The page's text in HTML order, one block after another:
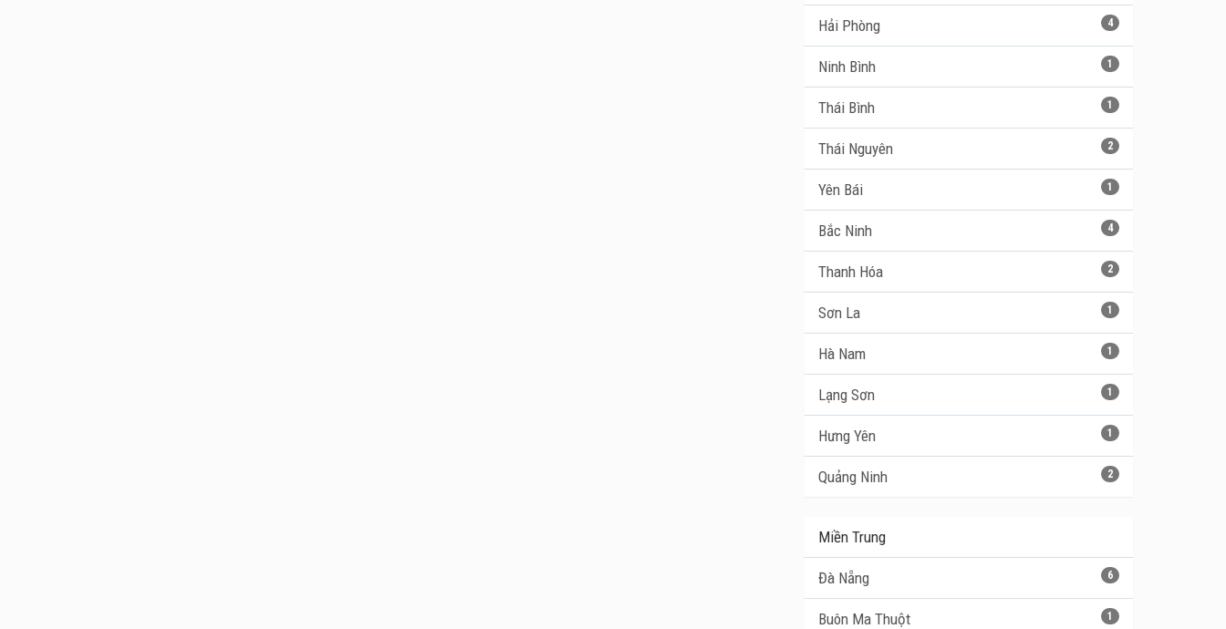
4
Hải Phòng
1
Ninh Bình
1
Thái Bình
2
Thái Nguyên
1
Yên Bái
4
Bắc Ninh
2
Thanh Hóa
1
Sơn La
1
Hà Nam
1
Lạng Sơn
1
Hưng Yên
2
Quảng Ninh
Miền Trung
6
Đà Nẵng
1
Buôn Ma Thuột